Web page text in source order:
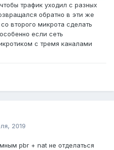
сама собой.
трафик уходил с разных
обратно в эти же
второго микрота сделать
если сеть
с тремя каналами
2019
pbr + nat не отделаться